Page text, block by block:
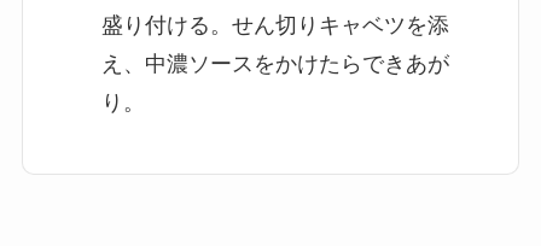
盛り付ける。せん切りキャベツを添
え、中濃ソースをかけたらできあが
り。